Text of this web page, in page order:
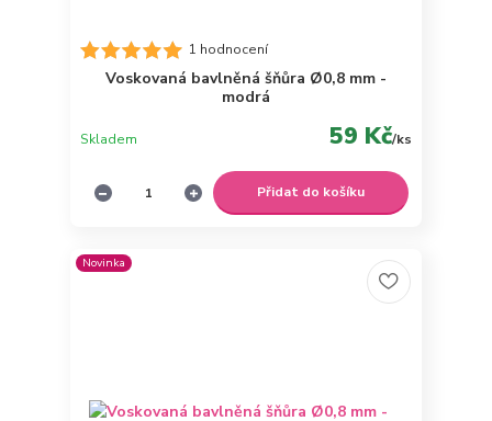
1 hodnocení
Voskovaná bavlněná šňůra Ø0,8 mm -
modrá
59 Kč/ks
Skladem
Přidat do košíku
Novinka